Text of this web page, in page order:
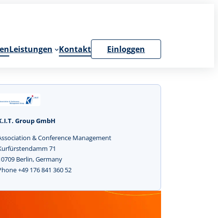
Leistungen Kontakt Einloggen
Group GmbH
& Conference Management
71
Berlin, Germany
+49 176 841 360 52